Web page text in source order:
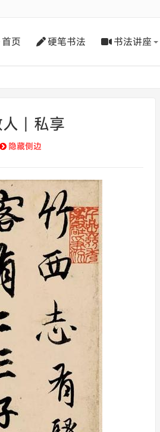
首页 硬笔书法 书法讲座
丨私享
隐藏侧边